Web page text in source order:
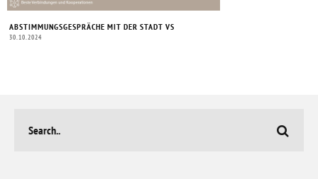
ABSTIMMUNGSGESPRÄCHE MIT DER STADT VS
30.10.2024